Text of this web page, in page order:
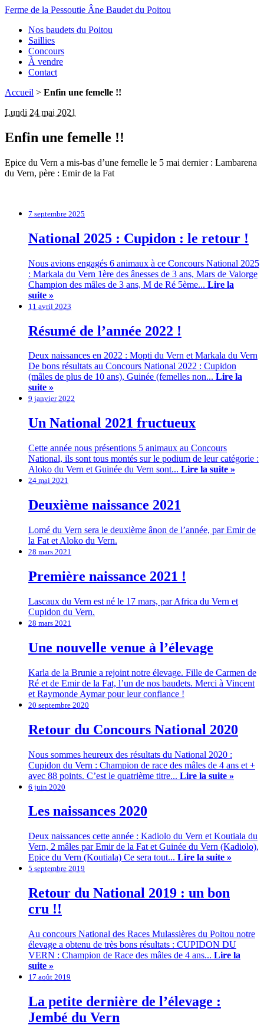
Ferme de la Pessoutie Âne Baudet du Poitou
Nos baudets du Poitou
Saillies
Concours
À vendre
Contact
Accueil > Enfin une femelle !!
Lundi 24 mai 2021
Enfin une femelle !!
Epice du Vern a mis-bas d’une femelle le 5 mai dernier : Lambarena
du Vern, père : Emir de la Fat
7 septembre 2025
National 2025 : Cupidon : le retour !
Nous avions engagés 6 animaux à ce Concours National 2025
: Markala du Vern 1ère des ânesses de 3 ans, Mars de Valorge
Champion des mâles de 3 ans, M de Ré 5ème... Lire la
suite »
11 avril 2023
Résumé de l’année 2022 !
Deux naissances en 2022 : Mopti du Vern et Markala du Vern
De bons résultats au Concours National 2022 : Cupidon
(mâles de plus de 10 ans), Guinée (femelles non... Lire la
suite »
9 janvier 2022
Un National 2021 fructueux
Cette année nous présentions 5 animaux au Concours
National, ils sont tous montés sur le podium de leur catégorie :
Aloko du Vern et Guinée du Vern sont... Lire la suite »
24 mai 2021
Deuxième naissance 2021
Lomé du Vern sera le deuxième ânon de l’année, par Emir de
la Fat et Aloko du Vern.
28 mars 2021
Première naissance 2021 !
Lascaux du Vern est né le 17 mars, par Africa du Vern et
Cupidon du Vern.
28 mars 2021
Une nouvelle venue à l’élevage
Karla de la Brunie a rejoint notre élevage. Fille de Carmen de
Ré et de Emir de la Fat, l’un de nos baudets. Merci à Vincent
et Raymonde Aymar pour leur confiance !
20 septembre 2020
Retour du Concours National 2020
Nous sommes heureux des résultats du National 2020 :
Cupidon du Vern : Champion de race des mâles de 4 ans et +
avec 88 points. C’est le quatrième titre... Lire la suite »
6 juin 2020
Les naissances 2020
Deux naissances cette année : Kadiolo du Vern et Koutiala du
Vern, 2 mâles par Emir de la Fat et Guinée du Vern (Kadiolo),
Epice du Vern (Koutiala) Ce sera tout... Lire la suite »
5 septembre 2019
Retour du National 2019 : un bon
cru !!
Au concours National des Races Mulassières du Poitou notre
élevage a obtenu de très bons résultats : CUPIDON DU
VERN : Champion de Race des mâles de 4 ans... Lire la
suite »
17 août 2019
La petite dernière de l’élevage :
Jembé du Vern